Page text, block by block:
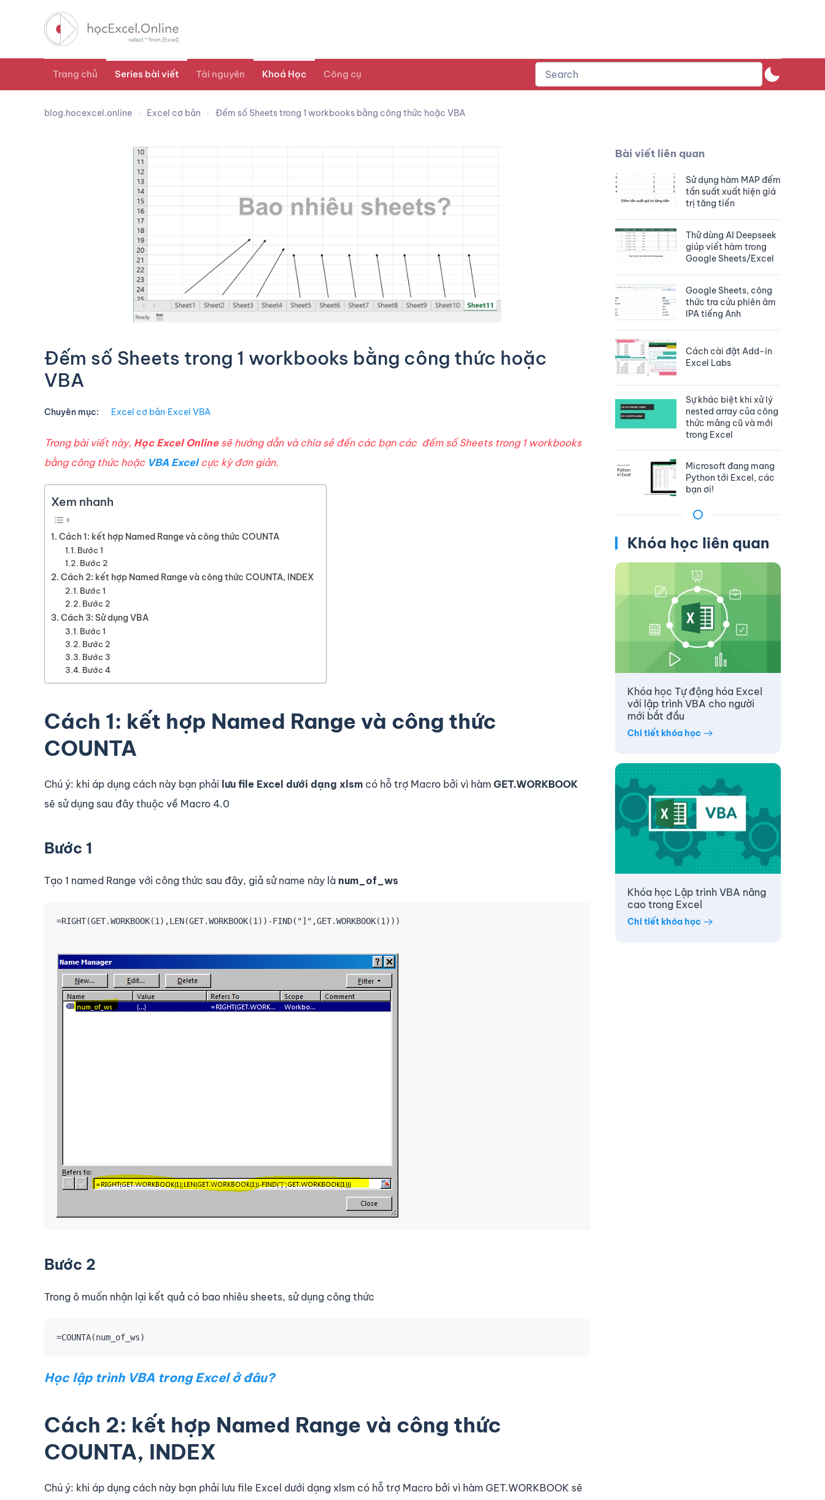
Trang chủ Series bài viết Tài nguyên Khoá Học Công cụ
blog.hocexcel.online Excel cơ bản Đếm số Sheets trong 1 workbooks bằng công thức hoặc VBA
Đếm số Sheets trong 1 workbooks bằng công thức hoặc
VBA
Chuyên mục: Excel cơ bản∙Excel VBA
Trong bài viết này, Học Excel Online sẽ hướng dẫn và chia sẻ đến các bạn các đếm số Sheets trong 1 workbooks
bằng công thức hoặc VBA Excelcực kỳ đơn giản.
Xem nhanh
Cách 1: kết hợp Named Range và công thức COUNTA
Bước 1
Bước 2
Cách 2: kết hợp Named Range và công thức COUNTA, INDEX
Bước 1
Bước 2
Cách 3: Sử dụng VBA
Bước 1
Bước 2
Bước 3
Bước 4
Cách 1: kết hợp Named Range và công thức
COUNTA
Chú ý: khi áp dụng cách này bạn phải lưu file Excel dưới dạng xlsm có hỗ trợ Macro bởi vì hàm GET.WORKBOOK
sẽ sử dụng sau đây thuộc về Macro 4.0
Bước 1
Tạo 1 named Range với công thức sau đây, giả sử name này là num_of_ws
=RIGHT(GET.WORKBOOK(1),LEN(GET.WORKBOOK(1))-FIND("]",GET.WORKBOOK(1)))
Bước 2
Trong ô muốn nhận lại kết quả có bao nhiêu sheets, sử dụng công thức
=COUNTA(num_of_ws)
Học lập trình VBA trong Excel ở đâu?
Cách 2: kết hợp Named Range và công thức
COUNTA, INDEX
Chú ý: khi áp dụng cách này bạn phải lưu file Excel dưới dạng xlsm có hỗ trợ Macro bởi vì hàm GET.WORKBOOK sẽ
Bài viết liên quan
Sử dụng hàm MAP đếm
tần suất xuất hiện giá
trị tăng tiến
Thử dùng AI Deepseek
giúp viết hàm trong
Google Sheets/Excel
Google Sheets, công
thức tra cứu phiên âm
IPA tiếng Anh
Cách cài đặt Add-in
Excel Labs
Sự khác biệt khi xử lý
nested array của công
thức mảng cũ và mới
trong Excel
Microsoft đang mang
Python tới Excel, các
bạn ơi!
Khóa học liên quan
Khóa học Tự động hóa Excel
với lập trình VBA cho người
mới bắt đầu
Chi tiết khóa học
Khóa học Lập trình VBA nâng
cao trong Excel
Chi tiết khóa học